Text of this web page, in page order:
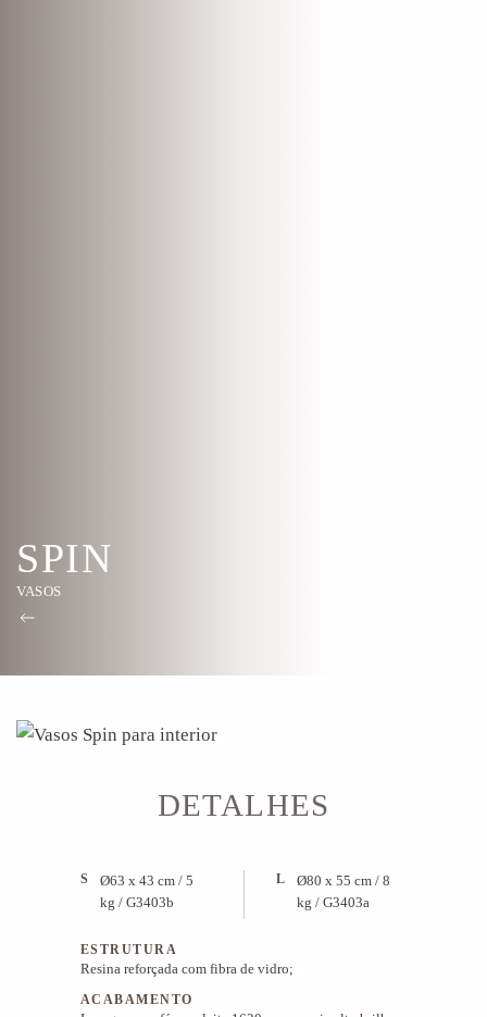
SPIN
VASOS
DETALHES
S
Ø63 x 43 cm / 5
kg / G3403b
L
Ø80 x 55 cm / 8
kg / G3403a
ESTRUTURA
Resina reforçada com fibra de vidro;
ACABAMENTO